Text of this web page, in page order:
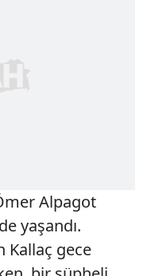
Alpagot
yaşandı.
Kallaç gece